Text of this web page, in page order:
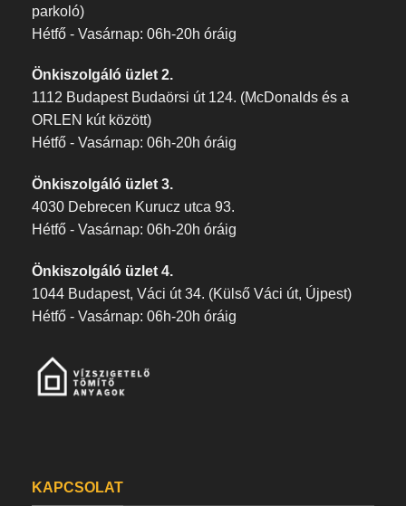
parkoló)
Hétfő - Vasárnap: 06h-20h óráig
Önkiszolgáló üzlet 2.
1112 Budapest Budaörsi út 124. (McDonalds és a
ORLEN kút között)
Hétfő - Vasárnap: 06h-20h óráig
Önkiszolgáló üzlet 3.
4030 Debrecen Kurucz utca 93.
Hétfő - Vasárnap: 06h-20h óráig
Önkiszolgáló üzlet 4.
1044 Budapest, Váci út 34. (Külső Váci út, Újpest)
Hétfő - Vasárnap: 06h-20h óráig
KAPCSOLAT